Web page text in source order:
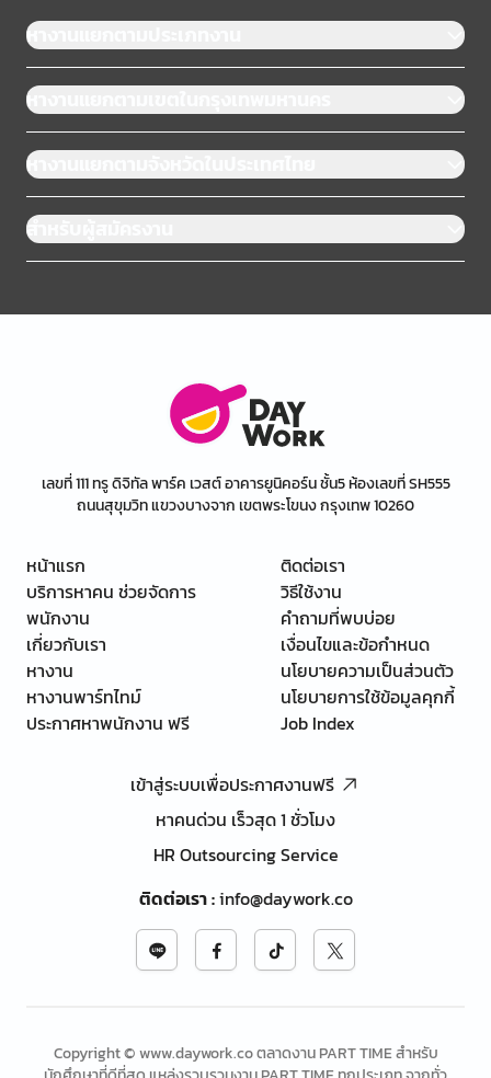
หางานแยกตามประเภทงาน
หางานแยกตามเขตในกรุงเทพมหานคร
หางานแยกตามจังหวัดในประเทศไทย
สำหรับผู้สมัครงาน
เลขที่ 111 ทรู ดิจิทัล พาร์ค เวสต์ อาคารยูนิคอร์น ชั้น5 ห้องเลขที่ SH555
ถนนสุขุมวิท แขวงบางจาก เขตพระโขนง กรุงเทพ 10260
หน้าแรก
บริการหาคน ช่วยจัดการ
พนักงาน
เกี่ยวกับเรา
หางาน
หางานพาร์ทไทม์
ประกาศหาพนักงาน ฟรี
ติดต่อเรา
วิธีใช้งาน
คำถามที่พบบ่อย
เงื่อนไขและข้อกำหนด
นโยบายความเป็นส่วนตัว
นโยบายการใช้ข้อมูลคุกกี้
Job Index
เข้าสู่ระบบเพื่อประกาศงานฟรี
หาคนด่วน เร็วสุด 1 ชั่วโมง
HR Outsourcing Service
ติดต่อเรา:info@daywork.co
Copyright © www.daywork.co ตลาดงาน PART TIME สำหรับ